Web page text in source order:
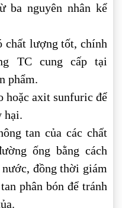
ba nguyên nhân kể
chất lượng tốt, chính
TC cung cấp tại
phẩm.
hoặc axit sunfuric để
hại.
tan của các chất
ống bằng cách
đồng thời giám
phân bón để tránh